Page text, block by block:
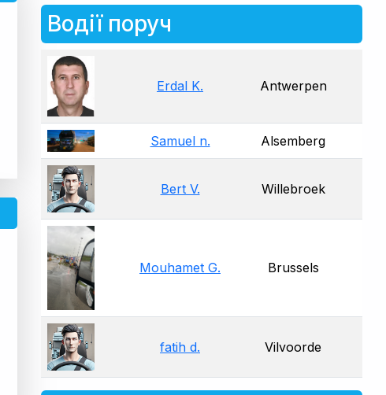
Водії поруч
Erdal K. Antwerpen
Samuel n. Alsemberg
Bert V. Willebroek
Mouhamet G. Brussels
fatih d. Vilvoorde